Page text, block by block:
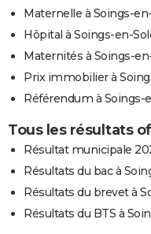
Maternelle à Soings-
Hôpital à Soings-en-
Maternités à Soings-
Prix immobilier à
Référendum à Soings-
Tous les résultats
Résultat municipale
Résultats du bac à
Résultats du brevet à
Résultats du BTS à